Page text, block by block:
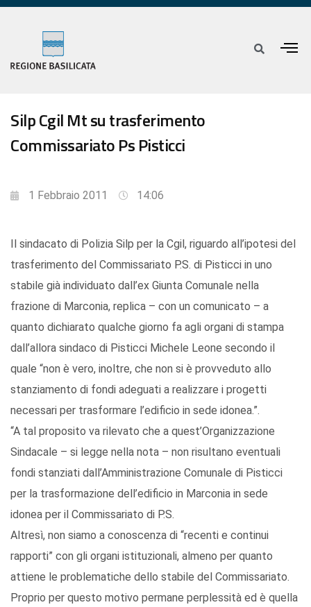
Silp Cgil Mt su trasferimento
Commissariato Ps Pisticci
1 Febbraio 2011 14:06
Il sindacato di Polizia Silp per la Cgil, riguardo all’ipotesi del
trasferimento del Commissariato P.S. di Pisticci in uno
stabile già individuato dall’ex Giunta Comunale nella
frazione di Marconia, replica – con un comunicato – a
quanto dichiarato qualche giorno fa agli organi di stampa
dall’allora sindaco di Pisticci Michele Leone secondo il
quale “non è vero, inoltre, che non si è provveduto allo
stanziamento di fondi adeguati a realizzare i progetti
necessari per trasformare l’edificio in sede idonea.”.
“A tal proposito va rilevato che a quest’Organizzazione
Sindacale – si legge nella nota – non risultano eventuali
fondi stanziati dall’Amministrazione Comunale di Pisticci
per la trasformazione dell’edificio in Marconia in sede
idonea per il Commissariato di P.S.
Altresì, non siamo a conoscenza di “recenti e continui
rapporti” con gli organi istituzionali, almeno per quanto
attiene le problematiche dello stabile del Commissariato.
Proprio per questo motivo permane perplessità ed è quella